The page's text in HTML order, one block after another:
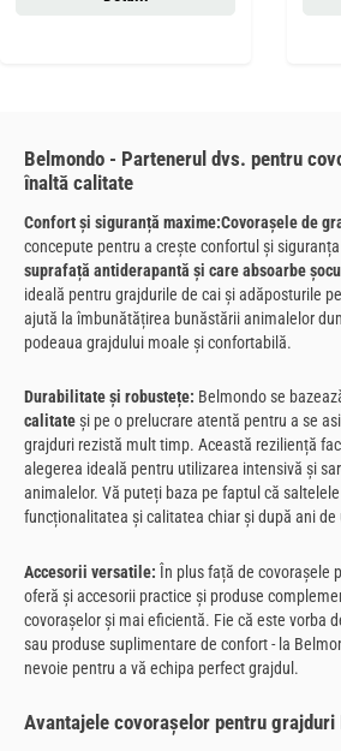
Belmondo - Partenerul dvs. pentru
înaltă calitate
Confort și siguranță maxime:Covorașele de
concepute pentru a crește confortul și
suprafață antiderapantă și care absoarbe
ideală pentru grajdurile de cai și adăposturile
ajută la îmbunătățirea bunăstării animalelor
podeaua grajdului moale și confortabilă.
Durabilitate și robustețe: Belmondo se
calitateși pe o prelucrare atentă pentru a se
grajduri rezistă mult timp. Această reziliență
alegerea ideală pentru utilizarea intensivă și
animalelor. Vă puteți baza pe faptul că
funcționalitatea și calitatea chiar și după ani de
Accesorii versatile: În plus față de covorașele
oferă și accesorii practice și produse
covorașelor și mai eficientă. Fie că este vorba
sau produse suplimentare de confort - la
nevoie pentru a vă echipa perfect grajdul.
Avantajele covorașelor pentru grajduri